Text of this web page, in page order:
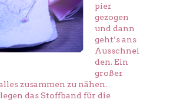
pier
gezogen
und dann
geht’s ans
Ausschnei
den. Ein
großer
zusammen zu nähen.
das Stoffband für die